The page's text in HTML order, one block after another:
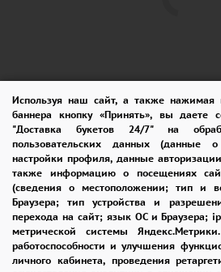
Используя наш сайт, а также нажимая
баннера кнопку «Принять», вы даете
"Доставка букетов 24/7" на
пользовательских данных (данные
настройки профиля, данные
также информацию о посещениях
(сведения о местоположении; тип и
Браузера; тип устройства и
перехода на сайт; язык ОС и Браузера;
метрической системы
работоспособности и улучшения
личного кабинета, проведения
ПОМОЩЬ ОПЛАТА
ГАРАНТИИ
КУПОН
ОТЗЫВЫ
КОНТАКТЫ